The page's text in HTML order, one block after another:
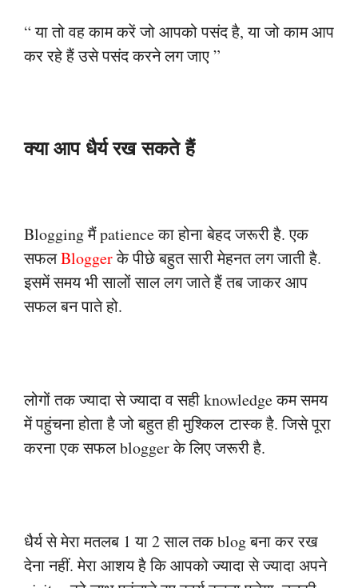
“ या तो वह काम करें जो आपको पसंद है, या जो काम आप
कर रहे हैं उसे पसंद करने लग जाए ”
क्या आप धैर्य रख सकते हैं
Blogging मैं patience का होना बेहद जरूरी है. एक
सफलBloggerके पीछे बहुत सारी मेहनत लगजाती है.
इसमें समय भी सालों साल लग जाते हैं तब जाकर आप
सफल बन पाते हो.
लोगों तक ज्यादा से ज्यादा व सही knowledge कम समय
में पहुंचना होता है जो बहुत ही मुश्किलटास्क है. जिसे पूरा
करना एक सफल blogger के लिए जरूरी है.
धैर्य से मेरा मतलब 1 या 2 साल तक blog बना कर रख
देना नहीं. मेरा आशय है कि आपको ज्यादा सेज्यादा अपने